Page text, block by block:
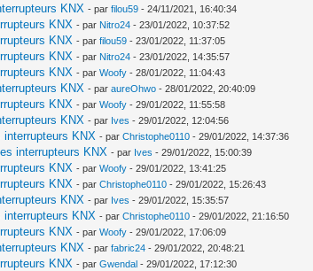
KNX - parfilou59 - 24/11/2021, 16:40:34
KNX - par Nitro24 - 23/01/2022, 10:37:52
KNX - parfilou59 - 23/01/2022, 11:37:05
KNX - par Nitro24 - 23/01/2022, 14:35:57
KNX - parWoofy - 28/01/2022, 11:04:43
KNX - paraureOhwo - 28/01/2022, 20:40:09
KNX - parWoofy - 29/01/2022, 11:55:58
KNX - par Ives - 29/01/2022, 12:04:56
interrupteurs KNX - parChristophe0110 - 29/01/2022, 14:37:36
interrupteurs KNX - par Ives - 29/01/2022, 15:00:39
KNX - parWoofy - 29/01/2022, 13:41:25
KNX - parChristophe0110 - 29/01/2022, 15:26:43
KNX - par Ives - 29/01/2022, 15:35:57
interrupteurs KNX - parChristophe0110 - 29/01/2022, 21:16:50
KNX - parWoofy - 29/01/2022, 17:06:09
KNX - parfabric24 - 29/01/2022, 20:48:21
KNX - parGwendal - 29/01/2022, 17:12:30